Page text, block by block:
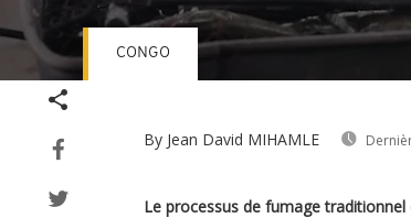
By Jean David MIHAMLE
CONGO
Le processus de fumage